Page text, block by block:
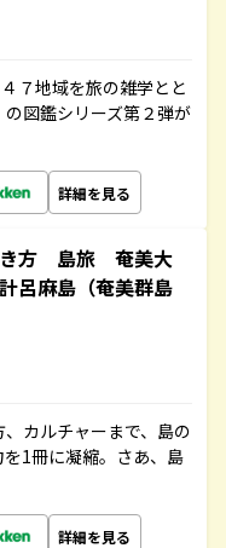
７地域を旅の雑学とと
図鑑シリーズ第２弾が
詳細を見る
方 島旅 奄美大
麻島（奄美群島
カルチャーまで、島の
1冊に凝縮。さあ、島
詳細を見る